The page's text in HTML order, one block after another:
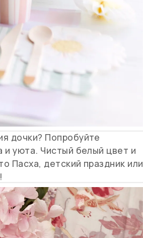
дочки? Попробуйте
уюта. Чистый белый цвет и
Пасха, детский праздник или